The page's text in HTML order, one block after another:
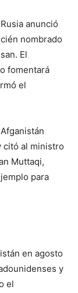
anunció
nombrado
El
fomentará
el
citó al ministro
Muttaqi,
para
en agosto
y
el